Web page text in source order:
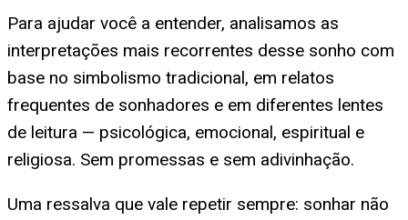
Para ajudar você a entender, analisamos as
interpretações mais recorrentes desse sonho com
base no simbolismo tradicional, em relatos
frequentes de sonhadores e em diferentes lentes
de leitura — psicológica, emocional, espiritual e
religiosa. Sem promessas e sem adivinhação.
Uma ressalva que vale repetir sempre: sonhar não